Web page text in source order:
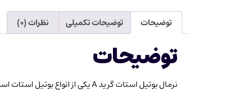
توضیحات توضیحات تکمیلی نظرات (۰)
توضیحات
نرمال بوتیل استات گرید A یکی از انواع بوتیل استات است که ویژگی‌های زیر را دارد: